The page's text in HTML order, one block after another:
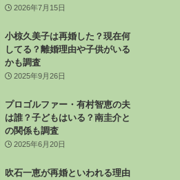
2026年7月15日
小椋久美子は再婚した？現在何
してる？離婚理由や子供がいる
かも調査
2025年9月26日
プロゴルファー・有村智恵の夫
は誰？子どもはいる？南圭介と
の関係も調査
2025年6月20日
吹石一恵が再婚といわれる理由